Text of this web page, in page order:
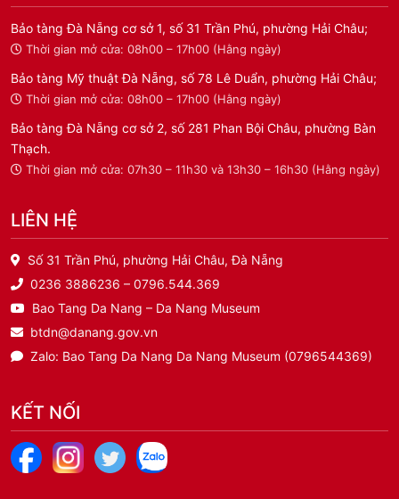
Bảo tàng Đà Nẵng cơ sở 1, số 31 Trần Phú, phường Hải Châu;
Thời gian mở cửa: 08h00 – 17h00 (Hằng ngày)
Bảo tàng Mỹ thuật Đà Nẵng, số 78 Lê Duẩn, phường Hải Châu;
Thời gian mở cửa: 08h00 – 17h00 (Hằng ngày)
Bảo tàng Đà Nẵng cơ sở 2, số 281 Phan Bội Châu, phường Bàn
Thạch.
Thời gian mở cửa: 07h30 – 11h30 và 13h30 – 16h30 (Hằng ngày)
LIÊN HỆ
Số 31 Trần Phú, phường Hải Châu, Đà Nẵng
0236 3886236 – 0796.544.369
Bao Tang Da Nang – Da Nang Museum
btdn@danang.gov.vn
Zalo: Bao Tang Da Nang Da Nang Museum (0796544369)
KẾT NỐI